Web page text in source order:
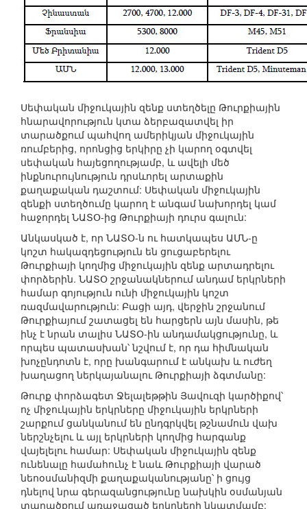
Սեփական միջուկային զենք ստեղծելը Թուրքիային
հնարավորություն կտա ձերբազատվել իր
տարածքում պահվող ամերիկյան միջուկային
ռումբերից, որոնցից երկիրը չի կարող օգտվել
սեփական հայեցողությամբ, և ավելի մեծ
ինքնուրույնություն դրսևորել արտաքին
քաղաքական դաշտում: Սեփական միջուկային
զենքի ստեղծումը կարող է անգամ նախորդել կամ
հաջորդել ՆԱՏՕ-ից Թուրքիայի դուրս գալուն:
Անկասկած է, որ ՆԱՏՕ-ն ու հատկապես ԱՄՆ-ը
կոշտ հակազդեցություն են ցուցաբերելու
Թուրքիայի կողմից միջուկային զենք արտադրելու
փորձերին. ՆԱՏՕ շրջանակներում անդամ երկրների
համար գոյություն ունի միջուկային կոշտ
ռազմավարություն: Բացի այդ, վերջին շրջանում
Թուրքիայում շատացել են հարցերն այն մասին, թե
ինչ է նրան տալիս ՆԱՏՕ-ին անդամակցությունը, և
որպես պատասխան՝ նշվում է, որ դա հիմնական
խոչընդոտն է, որը խանգարում է անկախ և ուժեղ
խաղացող ներկայանալու Թուրքիայի ձգտմանը:
Թուրք փորձագետ Ջելալեթթին Յավուզի կարծիքով՝
ոչ միջուկային երկրները միջուկային երկրների
շարքում ցանկանում են ընդգրկվել թշնամուն վախ
ներշնչելու և այլ երկրների կողմից հարգանք
վայելելու համար: Սեփական միջուկային զենք
ունենալը համահունչ է նաև Թուրքիայի վարած
նեոօսմանիզմի քաղաքականությանը՝ ի ցույց
դնելով նրա գերազանցությունը նախկին օսմանյան
տարածքում առաջացած երկրների նկատմամբ: